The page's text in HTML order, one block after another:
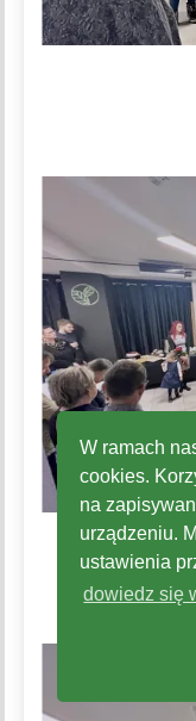
W ramach
cookies.
na
urządzeniu.
ustawienia
dowiedz się